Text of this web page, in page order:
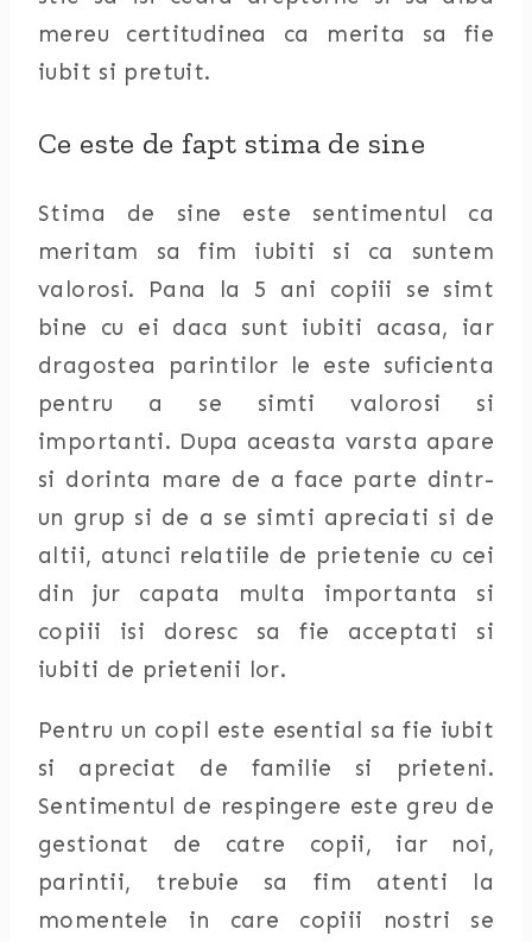
mereu certitudinea ca merita sa fie
iubit si pretuit.
Ce este de fapt stima de sine
Stima de sine este sentimentul ca
meritam sa fim iubiti si ca suntem
valorosi. Pana la 5 ani copiii se simt
bine cu ei daca sunt iubiti acasa, iar
dragostea parintilor le este suficienta
pentru a se simti valorosi si
importanti. Dupa aceasta varsta apare
si dorinta mare de a face parte dintr-
un grup si de a se simti apreciati si de
altii, atunci relatiile de prietenie cu cei
din jur capata multa importanta si
copiii isi doresc sa fie acceptati si
iubiti de prietenii lor.
Pentru un copil este esential sa fie iubit
si apreciat de familie si prieteni.
Sentimentul de respingere este greu de
gestionat de catre copii, iar noi,
parintii, trebuie sa fim atenti la
momentele in care copiii nostri se